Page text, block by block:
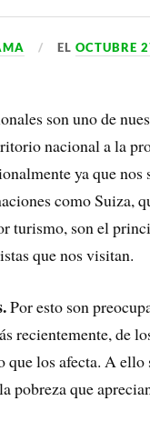
ELOCTUBRE
son uno de
nacional a la
ya que
como Suiza,
turismo, son el
que nos visitan.
Por esto son
recientemente, de
que los afecta. A
pobreza que